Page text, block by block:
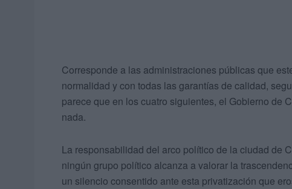
Corresponde a las administraciones públicas que
normalidad y con todas las garantías de calidad,
parece que en los cuatro siguientes, el Gobierno de
nada.
La responsabilidad del arco político de la ciudad de
ningún grupo político alcanza a valorar la
un silencio consentido ante esta privatización que